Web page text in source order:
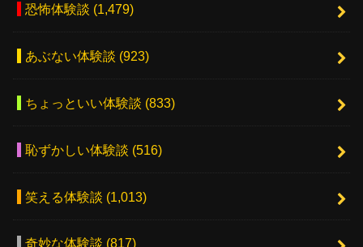
恐怖体験談 (1,479)
あぶない体験談 (923)
ちょっといい体験談 (833)
恥ずかしい体験談 (516)
笑える体験談 (1,013)
奇妙な体験談 (817)